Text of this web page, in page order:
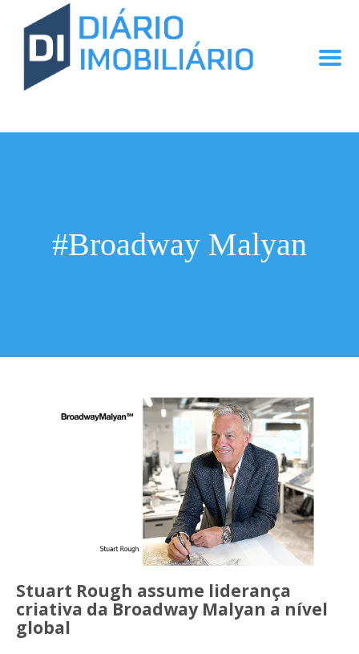
#Broadway Malyan
Stuart Rough assume liderança
criativa da Broadway Malyan a nível
global